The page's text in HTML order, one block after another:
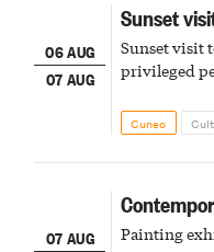
06 AUG
07 AUG
Sunset
Sunset visit
privileged
Cuneo
07 AUG
Painting